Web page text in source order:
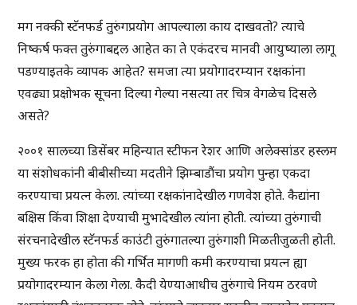
मग नक्की स्टॅनफर्ड तुरुंगप्रयोग आपल्याला काय दाखवतो? त्याचे
निष्कर्ष फक्त तुरुंगाबद्दल आहेत का ते एकंदरच मानवी आयुष्याला लागू
पडण्याइतके व्यापक आहेत? समजा त्या प्रयोगादरम्यान रक्षकांना
एवढ्या प्रक्षोभक सूचना दिल्या गेल्या नसत्या तर चित्र वेगळेच दिसले
असते?
२००१ सालच्या डिसेंबर महिन्यात स्टीफन रेशर आणि अलेक्सांडर हस्लम
या संशोधकांनी बीबीसीच्या मदतीने झिम्बाडौंचा प्रयोग पुन्हा एकदा
करण्याचा प्रयत्न केला. त्यांच्या रक्षकांनादेखील गणवेश होते. कैद्यांना
बक्षिस किंवा शिक्षा देण्याची मुभादेखील त्यांना होती. त्यांच्या तुरुंगाची
संरचनादेखील स्टॅनफर्ड काउंटी तुरुंगातल्या तुरुंगाशी मिळतीजुळती होती.
मुख्य फरक हा होता की गर्भित मागणी कमी करण्याचा प्रयत्न ह्या
प्रयोगादरम्यान केला गेला. कैदी येण्याआधीच तुरुंगाचे नियम ठरवणे